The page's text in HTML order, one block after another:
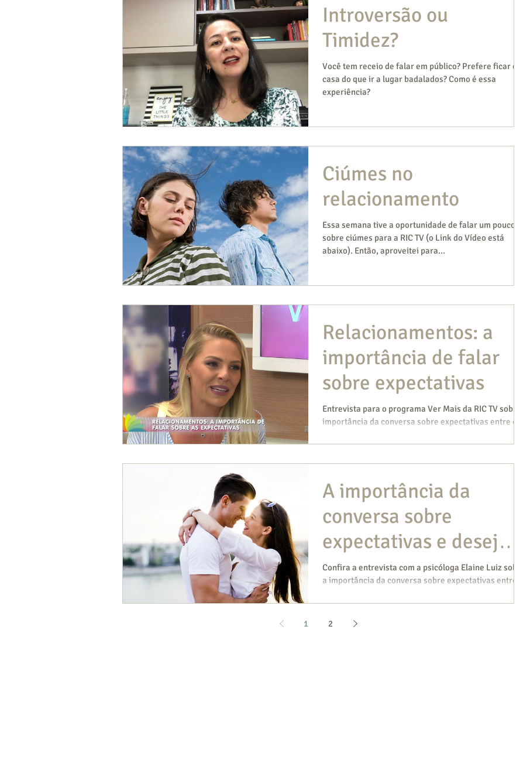
Introversão ou
Timidez?
Você tem receio de falar em público? Prefere ficar em
casa do que ir a lugar badalados? Como é essa
experiência?
Ciúmes no
relacionamento
Essa semana tive a oportunidade de falar um pouco
sobre ciúmes para a RIC TV (o Link do Vídeo está
abaixo). Então, aproveitei para...
Relacionamentos: a
importância de falar
sobre expectativas
Entrevista para o programa Ver Mais da RIC TV sobre a
importância da conversa sobre expectativas entre o
A importância da
conversa sobre
expectativas e desejos
no relacionamento a
dois
Confira a entrevista com a psicóloga Elaine Luiz sobre
a importância da conversa sobre expectativas entre o
1 2